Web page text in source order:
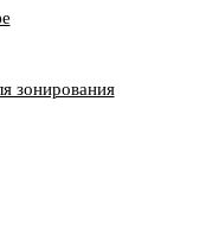
зонирования